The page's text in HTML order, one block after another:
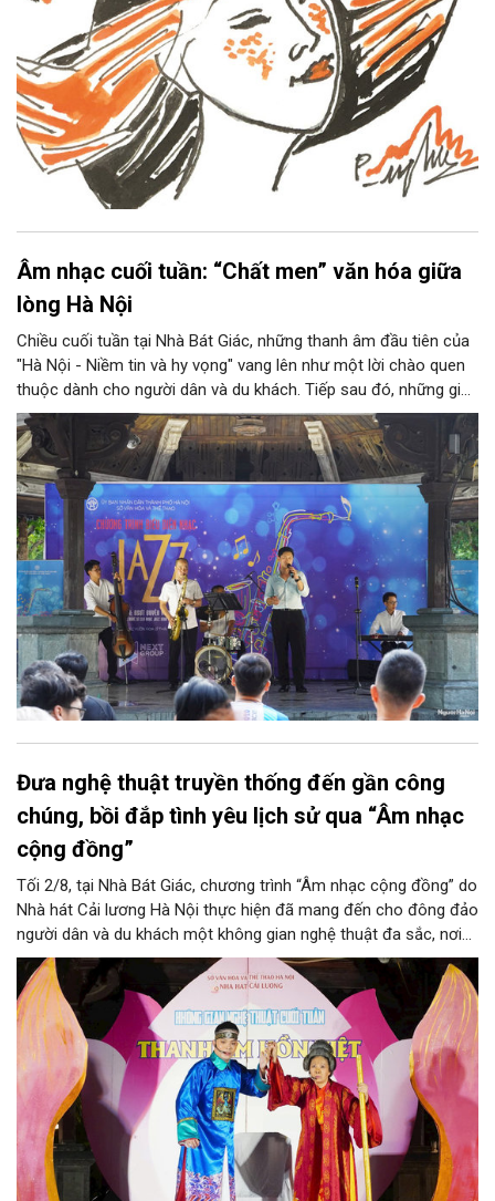
Âm nhạc cuối tuần: “Chất men” văn hóa giữa
lòng Hà Nội
Chiều cuối tuần tại Nhà Bát Giác, những thanh âm đầu tiên của
"Hà Nội - Niềm tin và hy vọng" vang lên như một lời chào quen
thuộc dành cho người dân và du khách. Tiếp sau đó, những giai
điệu jazz kinh điển của thế giới lần lượt cất lên qua phần biểu
diễn của NSƯT Quyền Văn Minh và các nghệ sĩ Bình Minh Jazz
Club, mở ra một không gian âm nhạc giàu cảm xúc ngay giữa
trung tâm Thủ đô.
Đưa nghệ thuật truyền thống đến gần công
chúng, bồi đắp tình yêu lịch sử qua “Âm nhạc
cộng đồng”
Tối 2/8, tại Nhà Bát Giác, chương trình “Âm nhạc cộng đồng” do
Nhà hát Cải lương Hà Nội thực hiện đã mang đến cho đông đảo
người dân và du khách một không gian nghệ thuật đa sắc, nơi
những làn điệu cải lương, ca cổ, tân cổ và các tiết mục múa
hòa quyện trong không gian của phố đi bộ hồ Hoàn Kiếm. Đặc
biệt, chương trình có sự giao lưu của các nghệ sĩ đến từ
phương Nam, góp phần tạo nên cuộc gặp gỡ nghệ thuật giàu
cảm xúc.